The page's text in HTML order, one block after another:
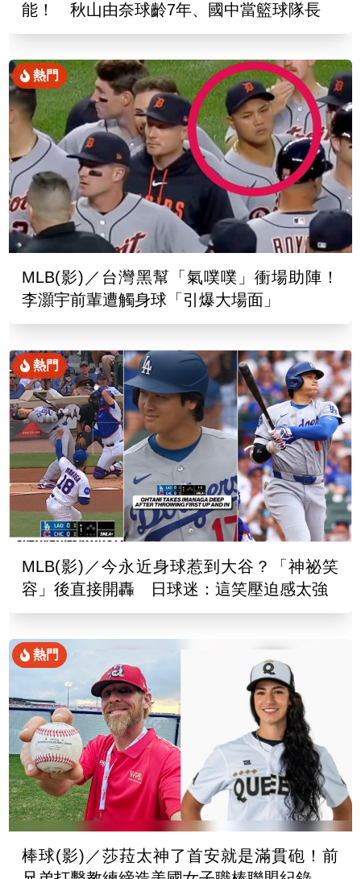
能！ 秋山由奈球齡7年、國中當籃球隊長
熱門
MLB(影)／台灣黑幫「氣噗噗」衝場助陣！
李灝宇前輩遭觸身球「引爆大場面」
熱門
MLB(影)／今永近身球惹到大谷？「神祕笑
容」後直接開轟 日球迷：這笑壓迫感太強
熱門
棒球(影)／莎菈太神了首安就是滿貫砲！前